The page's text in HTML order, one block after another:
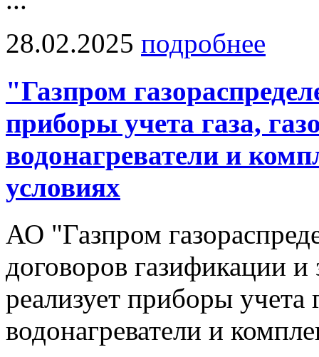
28.02.2025 подробнее
"Газпром
приборы учета газа,
водонагреватели и
условиях
АО "Газпром
договоров газификации
реализует приборы учета
водонагреватели и